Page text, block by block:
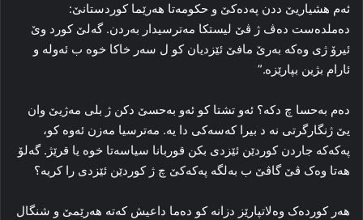
ئه‌م هشیاریێ ددن پەدەکێ و حکومه‌تا هه‌رێما کوردستانێ:
ده‌ملده‌ست ده‌ڤ ژ ڤێ لیستکا مه‌ترسیدار به‌ردن. گه‌لێ کورد وێ
ئیرۆ ژی وه‌که‌ به‌رێ مافێ ئێزدیان کو ل سه‌ر خاکا خوه‌ ب ئه‌وله‌ و
ئارام بژین بپارێزه‌.”
ده‌م به‌حسا چ دکه‌؟ ئه‌و تشتا کو ئه‌و به‌حسێ دکن ژ بلی مەژیێ وان
یێ ژنگارگرتی نه‌ د بیرا که‌سه‌کی دا یه‌. مه‌ترسیا مه‌زن ئه‌وه‌ کو،
پەکەکە جاردن کوردێن ئێزدی بکن قوربانا سیاسه‌تا خوه‌ یا قرێژ. گه‌لۆ
هه‌تا وه‌ک ڤێ گاڤێ ب به‌لگه‌ پەکەکێ چ ژ کوردێن ئێزدی را کریه‌؟
هه‌ر کورده‌ک وه‌لاتپارێز دزانه‌ کو ده‌ما داعیش که‌ته‌ هه‌رێمێ و شنگال